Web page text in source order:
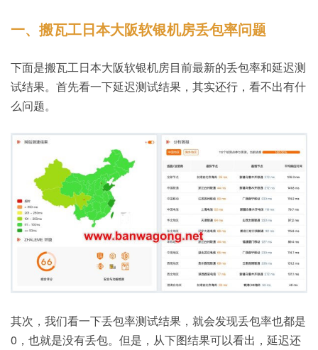
一、搬瓦工日本大阪软银机房丢包率问题
下面是搬瓦工日本大阪软银机房目前最新的丢包率和延迟测
试结果。首先看一下延迟测试结果，其实还行，看不出有什
么问题。
其次，我们看一下丢包率测试结果，就会发现丢包率也都是
0，也就是没有丢包。但是，从下图结果可以看出，延迟还